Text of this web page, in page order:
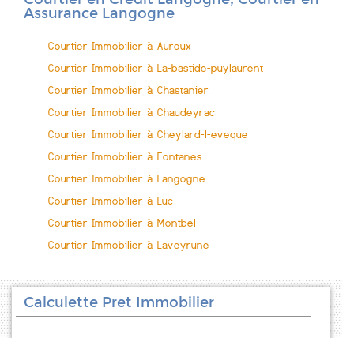
Assurance Langogne
Courtier Immobilier à Auroux
Courtier Immobilier à La-bastide-puylaurent
Courtier Immobilier à Chastanier
Courtier Immobilier à Chaudeyrac
Courtier Immobilier à Cheylard-l-eveque
Courtier Immobilier à Fontanes
Courtier Immobilier à Langogne
Courtier Immobilier à Luc
Courtier Immobilier à Montbel
Courtier Immobilier à Laveyrune
Calculette Pret Immobilier